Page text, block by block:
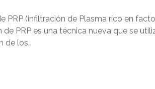
PRP (infiltración de Plasma rico en
PRP es una técnica nueva que se
de los…